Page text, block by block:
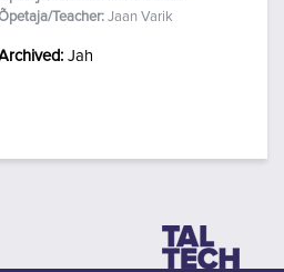
Teacher: Jaan Varik
: Jah